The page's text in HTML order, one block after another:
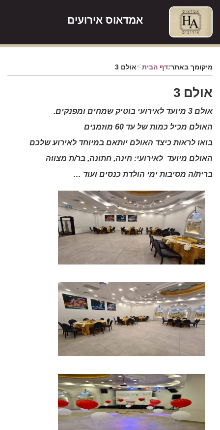
אמדאוס אירועים
מיקומך באתר:דף הבית>אולם 3
אולם 3
אולם 3 מיועד לאירועי בוטיק שמחים ומפנקים.
האולם מכיל כמות של עד 60 מוזמנים
בואו לראות כיצד האולם יותאם במיוחד לאירוע שלכם
האולם מיועד לאירועי: חינה, חתונה, בר/ת מצווה
ברית/ה מסיבות ימי הולדת כנסים ועוד …